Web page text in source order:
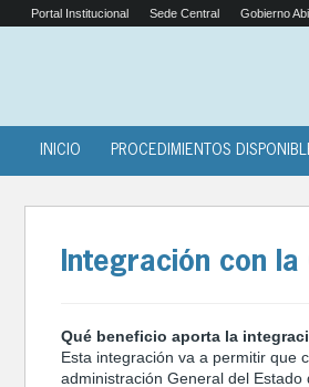
Portal Institucional Sede Central Gobierno
INICIO PROCEDIMIENTOS
Integración con
Qué beneficio aporta la
Esta integración va a permitir que
administración General del